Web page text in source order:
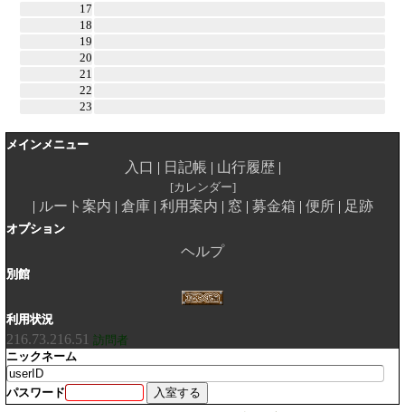
17
18
19
20
21
22
23
メインメニュー
入口 日記帳 山行履歴
カレンダー
ルート案内 倉庫 利用案内 窓 募金箱 便所 足跡
オプション
ヘルプ
別館
利用状況
216.73.216.51 訪問者
ニックネーム
パスワード